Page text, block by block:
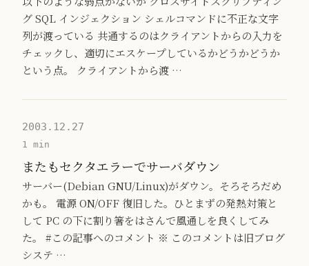
グ SQL インジェクション シェルコマンドに不正な文字
列が渡っている 共通するのはクライアントからの入力を
チェックし、適切にエスケープしているかどうかどうか
という点。 クライアントから渡 …
2003.12.27
1 min
またもセクタエラーでサーバダウン
サーバー(Debian GNU/Linux)がダウン。そろそろだめ
かも。 電源 ON/OFF 復旧した。ひとまずの発熱対策と
して PC の下に割り箸をはさんで風通しを良くしてみ
た。 #この記事へのコメント ※ このコメントは旧ブログ
システ …